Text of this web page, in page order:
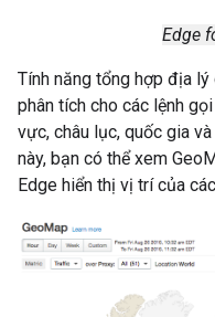
Edge
Tính năng tổng hợp địa
phân tích cho các lệnh
vực, châu lục, quốc gia
này, bạn có thể xem
Edge hiển thị vị trí của